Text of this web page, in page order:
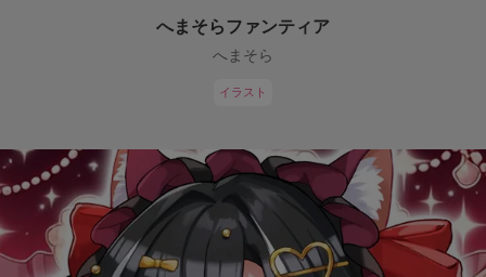
へまそらファンティア
へまそら
イラスト